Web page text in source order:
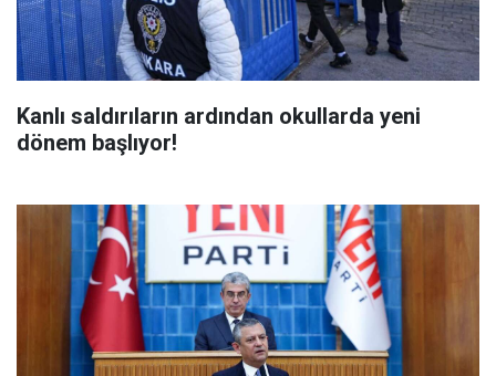
Kanlı saldırıların ardından okullarda yeni
dönem başlıyor!